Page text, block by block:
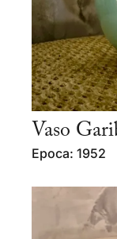
Vaso
Epoca: 1952